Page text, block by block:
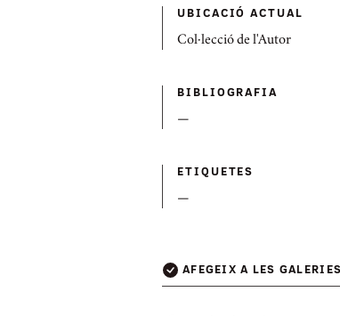
UBICACIÓ ACTUAL
Col·lecció de l'Autor
BIBLIOGRAFIA
—
ETIQUETES
—
AFEGEIX A LES